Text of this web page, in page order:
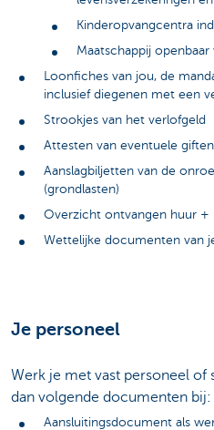
Kinderopvangcentra
Maatschappij
Loonfiches van jou, de
inclusief diegenen met een
Strookjes van het verlofgeld
Attesten van eventuele giften
Aanslagbiljetten van de
(grondlasten)
Overzicht ontvangen huur +
Wettelijke documenten van
Je personeel
Werk je met vast personeel of
dan volgende documenten bij:
Aansluitingsdocument als